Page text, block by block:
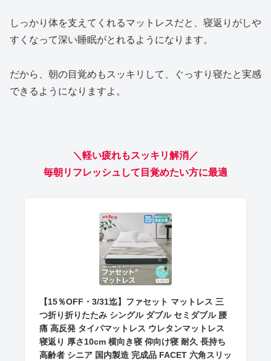
しっかり体を支えてくれるマットレスだと、寝返りがしや
すくなって深い睡眠がとれるようになります。
だから、朝の目覚めもスッキリして、ぐっすり寝たと実感
できるようになりますよ。
＼軽い疲れもスッキリ解消／
毎朝リフレッシュして目覚めたい方に最適
【15％OFF・3/31迄】ファセット マットレス 三
つ折り折りたたみ シングル ダブル セミダブル 腰
痛 高反発 タイパマットレス ウレタンマットレス
寝返り 厚さ10cm 横向き寝 仰向け寝 耐久 長持ち
高齢者 シニア 国内製造 完成品 FACET 六角スリッ